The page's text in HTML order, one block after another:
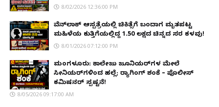
8/02/2026 12:36:00 PM
ವೆನ್‌ಲಾಕ್ ಆಸ್ಪತ್ರೆಯಲ್ಲಿ ಚಿಕಿತ್ಸೆಗೆ ಬಂದಾಗ ಮೃತಪಟ್ಟ
ಮಹಿಳೆಯ ಕುತ್ತಿಗೆಯಲ್ಲಿದ್ದ ₹1.50 ಲಕ್ಷದ ಚಿನ್ನದ ಸರ ಕಳವು!
8/01/2026 07:12:00 PM
ಮಂಗಳೂರು: ಕಾಲೇಜು ಜೂನಿಯರ್‌ಗಳ ಮೇಲೆ
ಸೀನಿಯರ್‌ಗಳಿಂದ ಹಲ್ಲೆ; ರ‌್ಯಾಗಿಂಗ್ ಶಂಕೆ – ಪೊಲೀಸ್
ಕಮಿಷನರ್ ಸ್ಪಷ್ಟನೆ!
8/05/2026 09:17:00 AM